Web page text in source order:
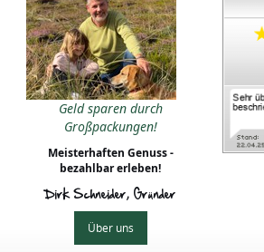
Geld sparen durch
Großpackungen!
Meisterhaften Genuss -
bezahlbar erleben!
Dirk Schneider, Gründer
Über uns